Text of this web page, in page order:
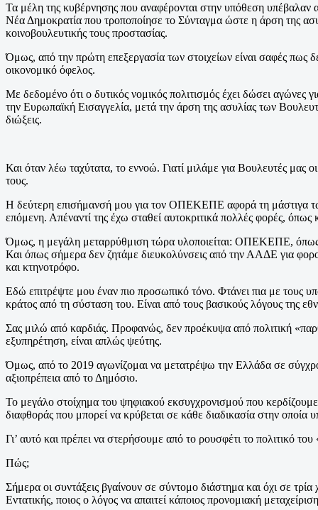
Τα μέλη της κυβέρνησης που αναφέρονται στην υπόθεση
Νέα Δημοκρατία που τροποποίησε το Σύνταγμα ώστε η άρση της
κοινοβουλευτικής τους προστασίας.
Όμως, από την πρώτη επεξεργασία των στοιχείων είναι σαφές πως
οικονομικό όφελος.
Με δεδομένο ότι ο δυτικός νομικός πολιτισμός έχει δώσει αγώνες
την Ευρωπαϊκή Εισαγγελία, μετά την άρση της ασυλίας των
διώξεις.
Και όταν λέω ταχύτατα, το εννοώ. Γιατί μιλάμε για Βουλευτές μας
τους.
Η δεύτερη επισήμανσή μου για τον ΟΠΕΚΕΠΕ αφορά τη μάστιγα
επόμενη. Απέναντί της έχω σταθεί αυτοκριτικά πολλές φορές,
Όμως, η μεγάλη μεταρρύθμιση τώρα υλοποιείται: ΟΠΕΚΕΠΕ, όπως
Και όπως σήμερα δεν ζητάμε διευκολύνσεις από την ΑΑΔΕ για
και κτηνοτρόφο.
Εδώ επιτρέψτε μου έναν πιο προσωπικό τόνο. Φτάνει πια με τους
κράτος από τη σύσταση του. Είναι από τους βασικούς λόγους της
Σας μιλώ από καρδιάς. Προφανώς, δεν προέκυψα από πολιτική
εξυπηρέτηση, είναι απλώς ψεύτης.
Όμως, από το 2019 αγωνίζομαι να μετατρέψω την Ελλάδα σε
αξιοπρέπεια από το Δημόσιο.
Το μεγάλο στοίχημα του ψηφιακού εκσυγχρονισμού που
διαφθοράς που μπορεί να κρύβεται σε κάθε διαδικασία στην οποία
Γι’ αυτό και πρέπει να στερήσουμε από το ρουσφέτι το πολιτικό
Πώς;
Σήμερα οι συντάξεις βγαίνουν σε σύντομο διάστημα και όχι σε
Εντατικής, ποιος ο λόγος να απαιτεί κάποιος προνομιακή